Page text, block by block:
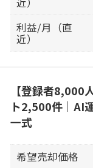
利益/月（直
近）
【登録者8,000
ト2,500件｜AI
一式
希望売却価格